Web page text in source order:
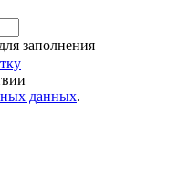
заполнения
данных.